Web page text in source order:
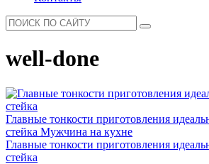
well-done
Главные тонкости приготовления
стейка Мужчина на кухне
Главные тонкости приготовления
стейка